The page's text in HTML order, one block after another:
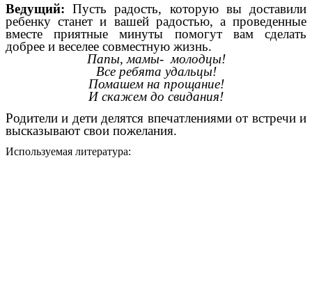
Ведущий: Пусть радость, которую вы доставили
ребенку станет и вашей радостью, а проведенные
вместе приятные минуты помогут вам сделать
добрее и веселее совместную жизнь.
Папы, мамы- молодцы!
Все ребята удальцы!
Помашем на прощание!
И скажем до свидания!
Родители и дети делятся впечатлениями от встречи и
высказывают свои пожелания.
Используемая литература: